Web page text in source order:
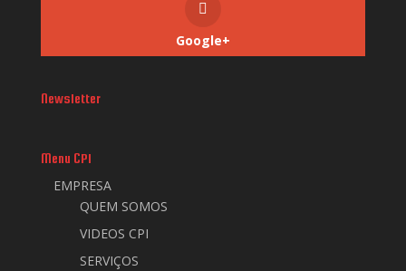
Google+
Newsletter
Menu CPI
EMPRESA
QUEM SOMOS
VIDEOS CPI
SERVIÇOS